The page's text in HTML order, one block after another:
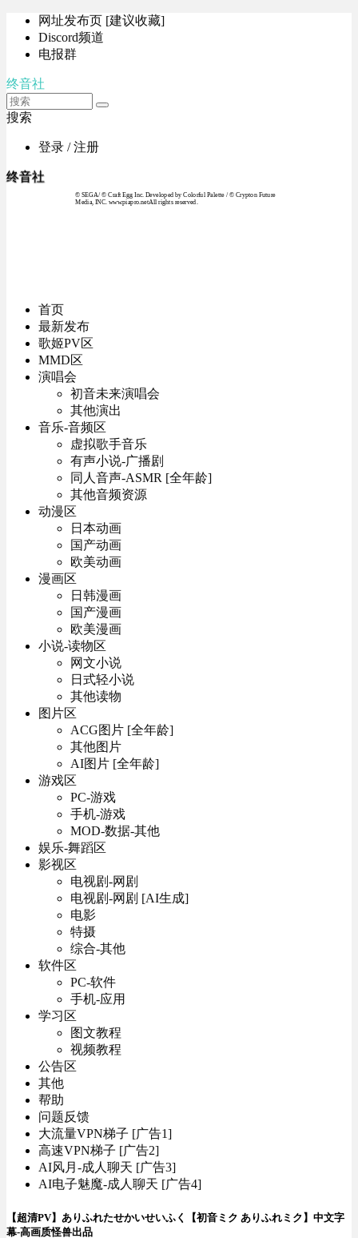
网址发布页 [建议收藏]
Discord频道
电报群
终音社
搜索
登录 / 注册
终音社
© SEGA / © Craft Egg Inc. Developed by Colorful Palette / © Crypton Future
Media, INC. www.piapro.netAll rights reserved.
首页
最新发布
歌姬PV区
MMD区
演唱会
初音未来演唱会
其他演出
音乐-音频区
虚拟歌手音乐
有声小说-广播剧
同人音声-ASMR [全年龄]
其他音频资源
动漫区
日本动画
国产动画
欧美动画
漫画区
日韩漫画
国产漫画
欧美漫画
小说-读物区
网文小说
日式轻小说
其他读物
图片区
ACG图片 [全年龄]
其他图片
AI图片 [全年龄]
游戏区
PC-游戏
手机-游戏
MOD-数据-其他
娱乐-舞蹈区
影视区
电视剧-网剧
电视剧-网剧 [AI生成]
电影
特摄
综合-其他
软件区
PC-软件
手机-应用
学习区
图文教程
视频教程
公告区
其他
帮助
问题反馈
大流量VPN梯子 [广告1]
高速VPN梯子 [广告2]
AI风月-成人聊天 [广告3]
AI电子魅魔-成人聊天 [广告4]
【超清PV】ありふれたせかいせいふく【初音ミク ありふれミク】中文字
幕-高画质怪兽出品